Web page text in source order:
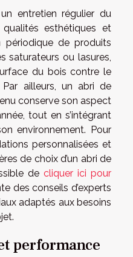
entretien régulier du
esthétiques et
périodique de produits
saturateurs ou lasures,
du bois contre le
Par ailleurs, un abri de
conserve son aspect
tout en s’intégrant
environnement. Pour
personnalisées et
de choix d’un abri de
de cliquer ici pour
des conseils d’experts
adaptés aux besoins
performance